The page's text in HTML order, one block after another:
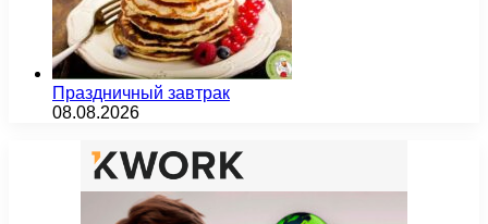
Праздничный завтрак
08.08.2026